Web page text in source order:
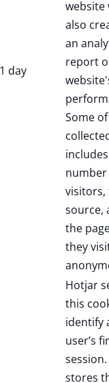
1 day
website
also
an
report
Some
source,
the
they
Hotjar
this
identify
user’s
stores